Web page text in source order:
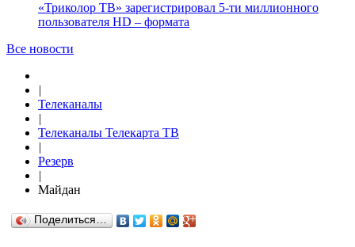
«Триколор ТВ» зарегистрировал 5-ти миллионного
пользователя HD – формата
Все новости
|
Телеканалы
|
Телеканалы Телекарта ТВ
|
Резерв
|
Майдан
Поделиться…